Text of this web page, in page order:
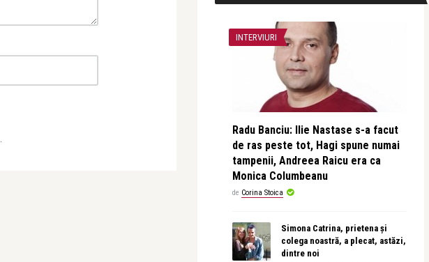
.
INTERVIURI
Radu Banciu: Ilie Nastase s-a facut
de ras peste tot, Hagi spune numai
tampenii, Andreea Raicu era ca
Monica Columbeanu
de Corina Stoica
Simona Catrina, prietena și
colega noastră, a plecat, astăzi,
dintre noi